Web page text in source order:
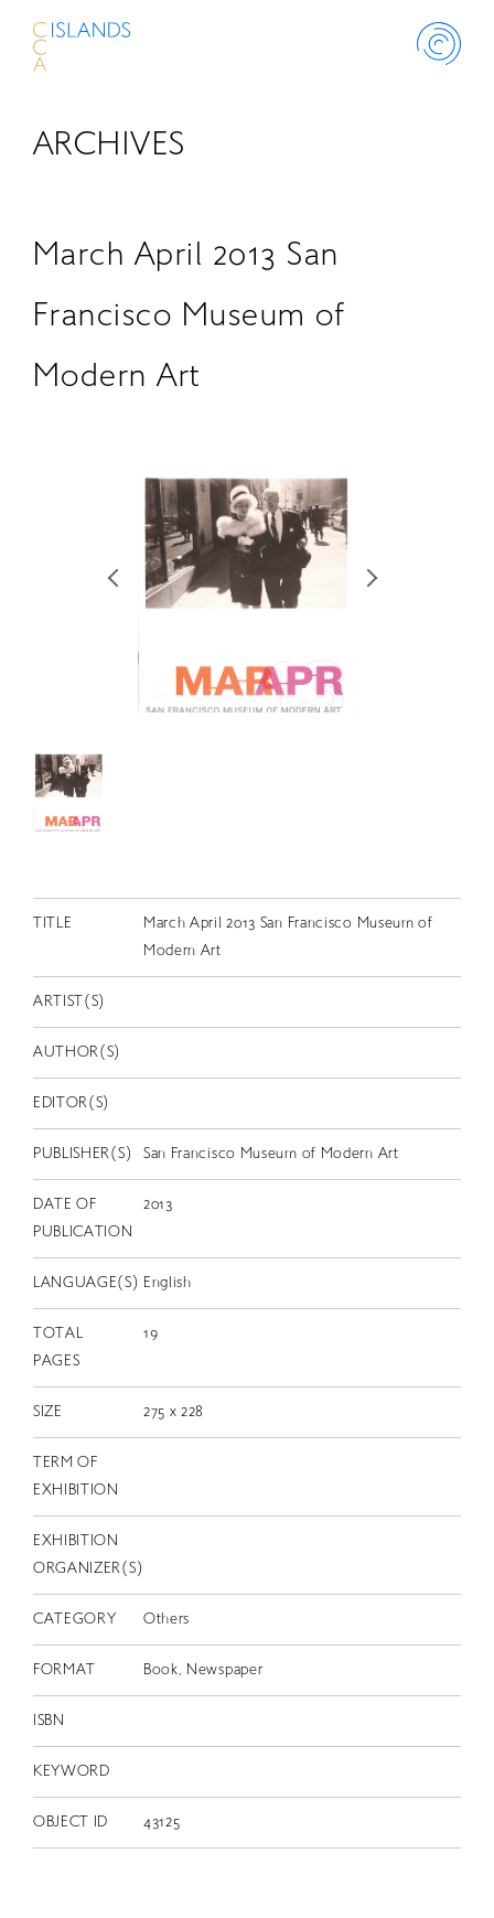
ABOUT
LIBRARY
RETRACE
コンサート
スカラシップ受賞者
CONTACT
EN
ARCHIVES
March April 2013 San
Francisco Museum of
Modern Art
TITLE
March April 2013 San Francisco Museum of
Modern Art
ARTIST(S)
AUTHOR(S)
EDITOR(S)
PUBLISHER(S) San Francisco Museum of Modern Art
DATE OF
PUBLICATION
2013
LANGUAGE(S) English
TOTAL
PAGES
19
SIZE 275 x 228
TERM OF
EXHIBITION
EXHIBITION
ORGANIZER(S)
CATEGORY Others
FORMAT Book, Newspaper
ISBN
KEYWORD
OBJECT ID 43125